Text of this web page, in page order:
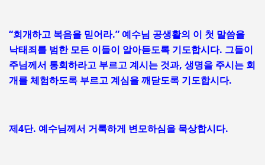
“회개하고 복음을 믿어라.” 예수님 공생활의 이 첫 말씀을
낙태죄를 범한 모든 이들이 알아듣도록 기도합시다. 그들이
주님께서 통회하라고 부르고 계시는 것과, 생명을 주시는 회
개를 체험하도록 부르고 계심을 깨닫도록 기도합시다.
제4단. 예수님께서 거룩하게 변모하심을 묵상합시다.